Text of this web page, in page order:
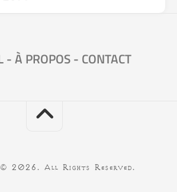
-À PROPOS- CONTACT
2026. All Rights Reserved.